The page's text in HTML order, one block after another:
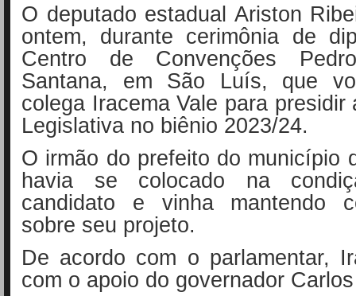
O deputado estadual Ariston
ontem, durante cerimônia de
Centro de Convenções
Santana, em São Luís, que
colega Iracema Vale para presidir
Legislativa no biênio 2023/24.
O irmão do prefeito do município
havia se colocado na
candidato e vinha mantendo
sobre seu projeto.
De acordo com o parlamentar,
com o apoio do governador